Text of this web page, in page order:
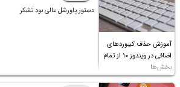
آموزش حذف کیبوردهای
اضافی در ویندوز ۱۰ از تمام
بخش‌ها
دستور پاورشل عالی بود تشکر